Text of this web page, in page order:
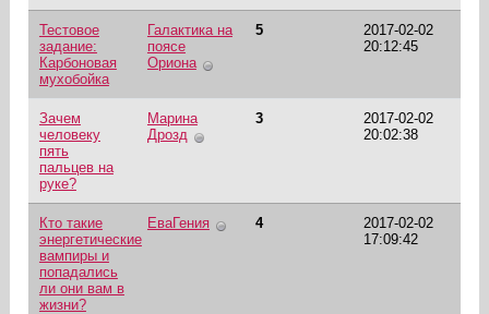
Тестовое
задание:
Карбоновая
мухобойка
Галактика на
поясе
Ориона
5
2017-02-02
20:12:45
Зачем
человеку
пять
пальцев на
руке?
Марина
Дрозд
3
2017-02-02
20:02:38
Кто такие
энергетические
вампиры и
попадались
ли они вам в
жизни?
ЕваГения 4
2017-02-02
17:09:42